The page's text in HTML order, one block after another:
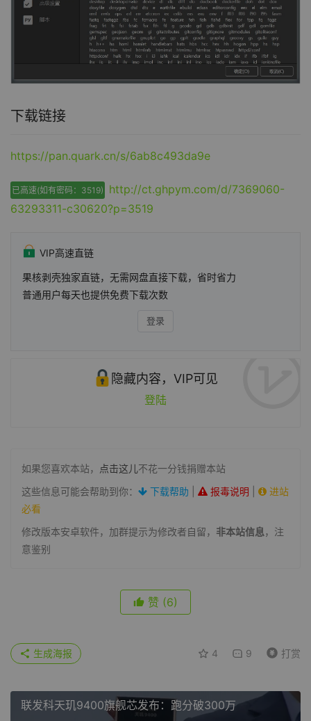
下载链接
https://pan.quark.cn/s/6ab8c493da9e
已高速(如有密码：3519)
http://ct.ghpym.com/d/7369060-
63293311-c30620?p=3519
VIP高速直链
果核剥壳独家直链，无需网盘直接下载，省时省力
普通用户每天也提供免费下载次数
登录
隐藏内容，VIP可见
登陆
如果您喜欢本站， 点击这儿不花一分钱捐赠本站
这些信息可能会帮助到你：
下载帮助 报毒说明
进站
必看
修改版本安卓软件，加群提示为修改者自留， 非本站信息，注
意鉴别
赞 (6)
4 9 打赏
生成海报
联发科天玑9400旗舰芯发布：跑分破300万